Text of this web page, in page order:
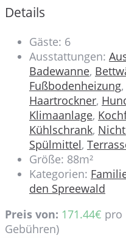
Details
Gäste: 6
Ausstattungen:
Badewanne,
Fußbodenheizung,
Haartrockner,
Klimaanlage,
Kühlschrank,
Spülmittel,
Größe: 88m²
Kategorien:
den Spreewald
Preis von: 171.44€ pro
Gebühren)